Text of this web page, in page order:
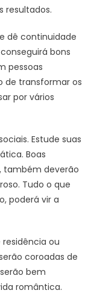
resultados.
dê continuidade
bons
pessoas
de transformar os
por vários
Estude suas
Boas
também deverão
Tudo o que
poderá vir a
residência ou
coroadas de
bem
romântica.